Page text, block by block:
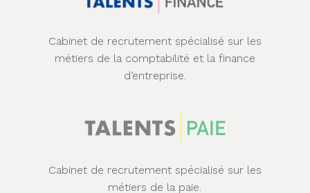
Cabinet de recrutement spécialisé sur les
métiers de la comptabilité et la finance
d’entreprise.
Cabinet de recrutement spécialisé sur les
métiers de la paie.